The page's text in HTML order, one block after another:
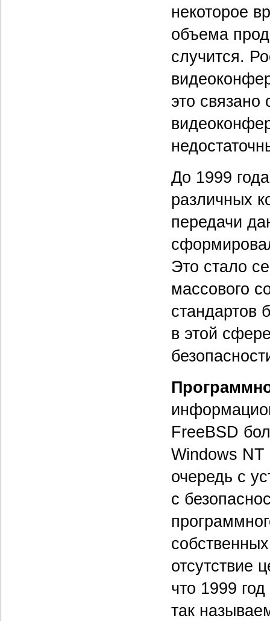
некоторое
объема
случится.
это связано
До 1999
различных
передачи
Это стало
массового
стандартов
в этой
FreeBSD
Windows NT
очередь с
с
отсутствие
что 1999
так